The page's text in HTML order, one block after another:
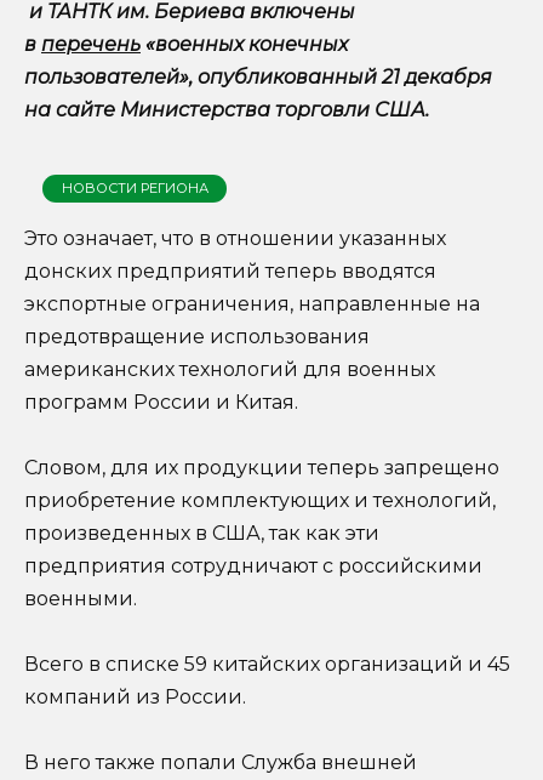
и ТАНТК им. Бериева включены
в перечень «военных конечных
пользователей», опубликованный 21 декабря
на сайте Министерства торговли США.
НОВОСТИ РЕГИОНА
Это означает, что в отношении указанных
донских предприятий теперь вводятся
экспортные ограничения, направленные на
предотвращение использования
американских технологий для военных
программ России и Китая.
Словом, для их продукции теперь запрещено
приобретение комплектующих и технологий,
произведенных в США, так как эти
предприятия сотрудничают с российскими
военными.
Всего в списке 59 китайских организаций и 45
компаний из России.
В него также попали Служба внешней